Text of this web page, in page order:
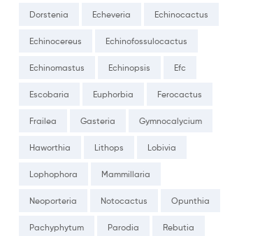
Dorstenia Echeveria Echinocactus
Echinocereus Echinofossulocactus
Echinomastus Echinopsis Efc
Escobaria Euphorbia Ferocactus
Frailea Gasteria Gymnocalycium
Haworthia Lithops Lobivia
Lophophora Mammillaria
Neoporteria Notocactus Opunthia
Pachyphytum Parodia Rebutia